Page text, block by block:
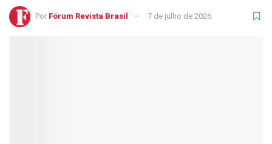
Por Fórum Revista Brasil 7 de julho de 2026